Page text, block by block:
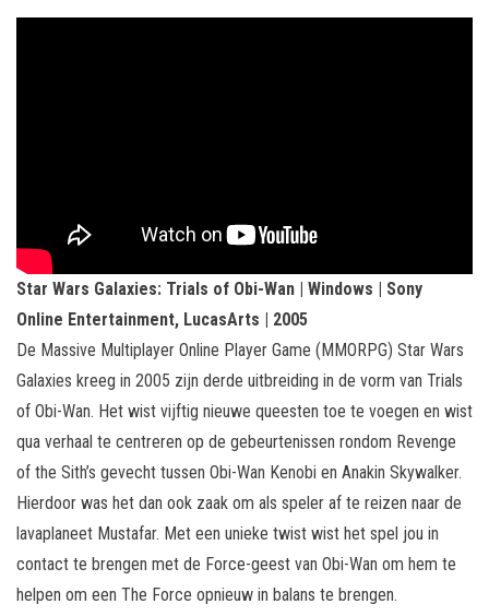
Star Wars Galaxies: Trials of Obi-Wan | Windows | Sony
Online Entertainment, LucasArts | 2005
De Massive Multiplayer Online Player Game (MMORPG) Star Wars
Galaxies kreeg in 2005 zijn derde uitbreiding in de vorm van Trials
of Obi-Wan. Het wist vijftig nieuwe queesten toe te voegen en wist
qua verhaal te centreren op de gebeurtenissen rondom Revenge
of the Sith’s gevecht tussen Obi-Wan Kenobi en Anakin Skywalker.
Hierdoor was het dan ook zaak om als speler af te reizen naar de
lavaplaneet Mustafar. Met een unieke twist wist het spel jou in
contact te brengen met de Force-geest van Obi-Wan om hem te
helpen om een The Force opnieuw in balans te brengen.